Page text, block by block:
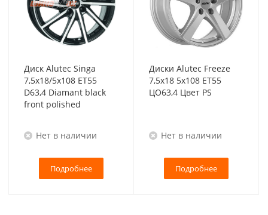
Диск Alutec Singa
7,5x18/5x108 ET55
D63,4 Diamant black
front polished
Нет в наличии
Подробнее
Диски Alutec Freeze
7,5x18 5x108 ET55
ЦО63,4 Цвет PS
Нет в наличии
Подробнее